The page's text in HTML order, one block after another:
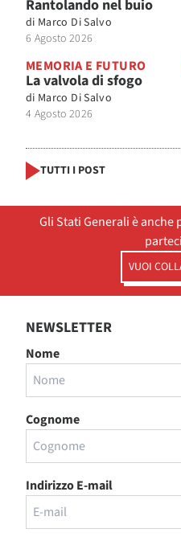
Rantolando nel buio
di Marco Di Salvo
6 Agosto 2026
MEMORIA E FUTURO
La valvola di sfogo
di Marco Di Salvo
4 Agosto 2026
TUTTI I POST
Gli Stati Generali è
VUOI
NEWSLETTER
Nome
Cognome
Indirizzo E-mail